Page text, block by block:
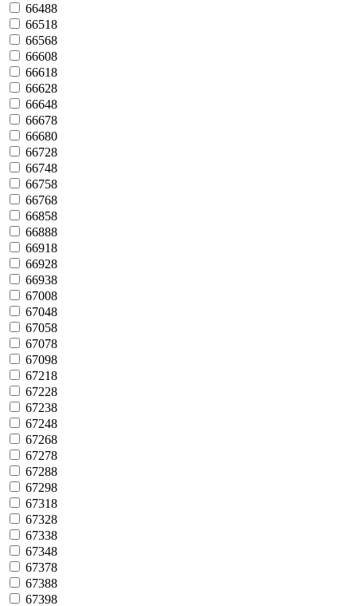
66488
66518
66568
66608
66618
66628
66648
66678
66680
66728
66748
66758
66768
66858
66888
66918
66928
66938
67008
67048
67058
67078
67098
67218
67228
67238
67248
67268
67278
67288
67298
67318
67328
67338
67348
67378
67388
67398